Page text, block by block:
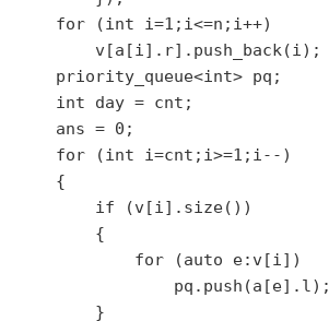
    for (int i=1;i<=n;i++)
        v[a[i].r].push_back(i);
    priority_queue<int> pq;
    int day = cnt;
    ans = 0;
    for (int i=cnt;i>=1;i--)
    {
        if (v[i].size())
        {
            for (auto e:v[i])
                pq.push(a[e].l);
        }